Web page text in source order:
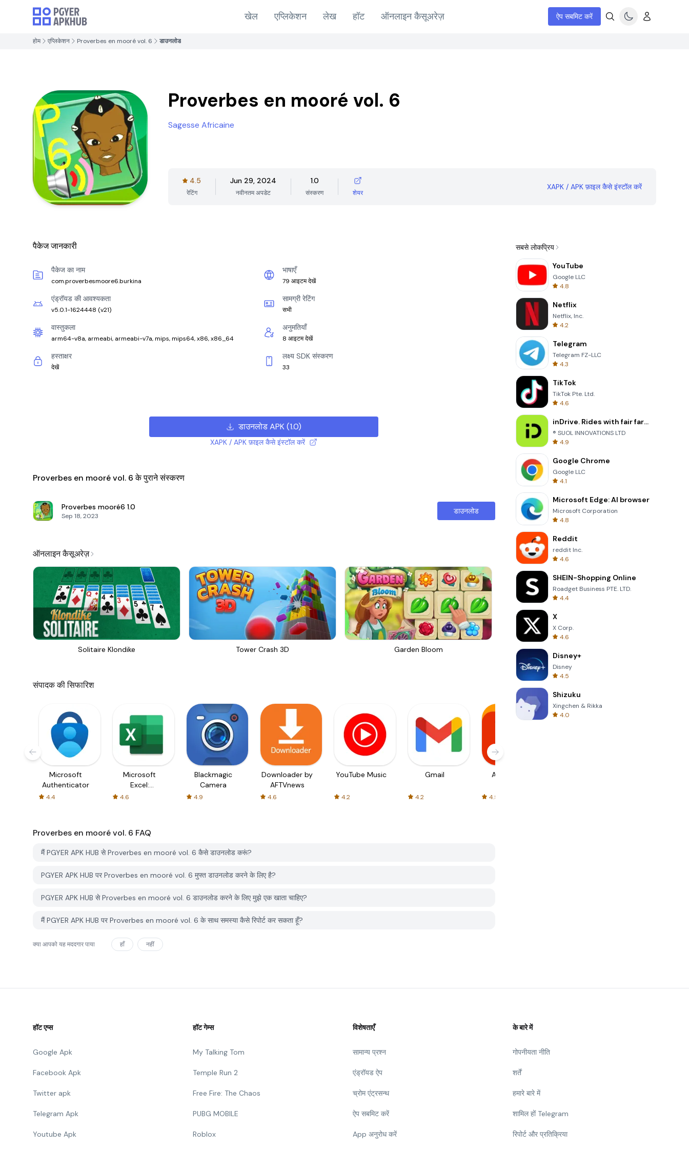
खेल एप्लिकेशन लेख हॉट ऑनलाइन कैसूअरेज़ ऐप सबमिट करें
होम एप्लिकेशन Proverbes en mooré vol. 6 डाउनलोड
Proverbes en mooré vol. 6
Sagesse Africaine
4.5
रेटिंग
Jun 29, 2024
नवीनतम अपडेट
1.0
संस्करण शेयर
XAPK / APK फ़ाइल कैसे इंस्टॉल करें
पैकेज जानकारी
पैकेज का नाम
com.proverbesmoore6.burkina
भाषाएँ
79 आइटम देखें
एंड्रॉयड की आवश्यकता
v5.0.1-1624448 (v21)
सामग्री रेटिंग
सभी
वास्तुकला
arm64-v8a, armeabi, armeabi-v7a, mips, mips64, x86, x86_64
अनुमतियाँ
8 आइटम देखें
हस्ताक्षर
देखें
लक्ष्य SDK संस्करण
33
डाउनलोड APK(1.0)
XAPK / APK फ़ाइल कैसे इंस्टॉल करें
Proverbes en mooré vol. 6 के पुराने संस्करण
Proverbes mooré6 1.0
Sep 18, 2023
डाउनलोड
ऑनलाइन कैसूअरेज़
Solitaire Klondike Tower Crash 3D Garden Bloom
संपादक की सिफारिश
Microsoft
Authenticator
4.4
Microsoft
Excel:
Spreadsheets
4.6
Blackmagic
Camera
4.9
Downloader by
AFTVnews
4.6
YouTube Music
4.2
Gmail
4.2
AliExpress
4.5
Proverbes en mooré vol. 6 FAQ
मैं PGYER APK HUB से Proverbes en mooré vol. 6 कैसे डाउनलोड करूं?
PGYER APK HUB पर Proverbes en mooré vol. 6 मुफ्त डाउनलोड करने के लिए है?
PGYER APK HUB से Proverbes en mooré vol. 6 डाउनलोड करने के लिए मुझे एक खाता चाहिए?
मैं PGYER APK HUB पर Proverbes en mooré vol. 6 के साथ समस्या कैसे रिपोर्ट कर सकता हूँ?
क्या आपको यह मददगार पाया हाँ नहीं
सबसे लोकप्रिय
YouTube
Google LLC
4.8
Netflix
Netflix, Inc.
4.2
Telegram
Telegram FZ-LLC
4.3
TikTok
TikTok Pte. Ltd.
4.6
inDrive. Rides with fair fares
® SUOL INNOVATIONS LTD
4.9
Google Chrome
Google LLC
4.1
Microsoft Edge: AI browser
Microsoft Corporation
4.8
Reddit
reddit Inc.
4.6
SHEIN-Shopping Online
Roadget Business PTE. LTD.
4.4
X
X Corp.
4.6
Disney+
Disney
4.5
Shizuku
Xingchen & Rikka
4.0
हॉट एप्स
Google Apk
Facebook Apk
Twitter apk
Telegram Apk
Youtube Apk
हॉट गेम्स
My Talking Tom
Temple Run 2
Free Fire: The Chaos
PUBG MOBILE
Roblox
विशेषताएँ
सामान्य प्रश्न
एंड्रॉयड ऐप
च्रोम एंट्रसन्थ
ऐप सबमिट करें
App अनुरोध करें
के बारे में
गोपनीयता नीति
शर्तें
हमारे बारे में
शामिल हों Telegram
रिपोर्ट और प्रतिक्रिया